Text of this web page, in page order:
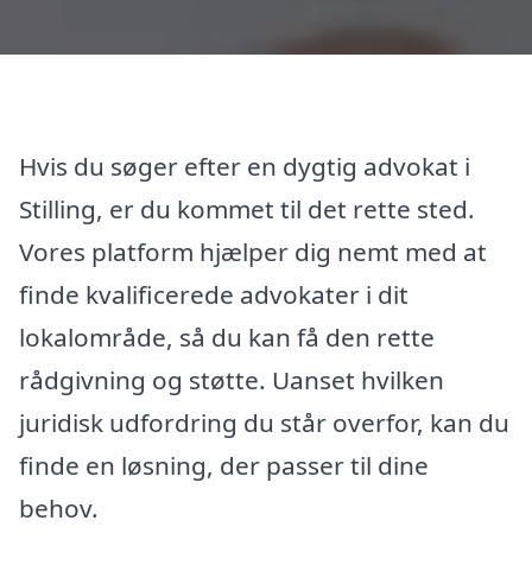
Hvis du søger efter en dygtig advokat i
Stilling, er du kommet til det rette sted.
Vores platform hjælper dig nemt med at
finde kvalificerede advokater i dit
lokalområde, så du kan få den rette
rådgivning og støtte. Uanset hvilken
juridisk udfordring du står overfor, kan du
finde en løsning, der passer til dine
behov.